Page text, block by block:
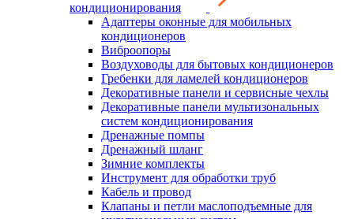
кондиционирования
Адаптеры оконные для мобильных
кондиционеров
Виброопоры
Воздуховоды для бытовых кондиционеров
Гребенки для ламелей кондиционеров
Декоративные панели и сервисные чехлы
Декоративные панели мультизональных
систем кондиционирования
Дренажные помпы
Дренажный шланг
Зимние комплекты
Инструмент для обработки труб
Кабель и провод
Клапаны и петли маслоподъемные для